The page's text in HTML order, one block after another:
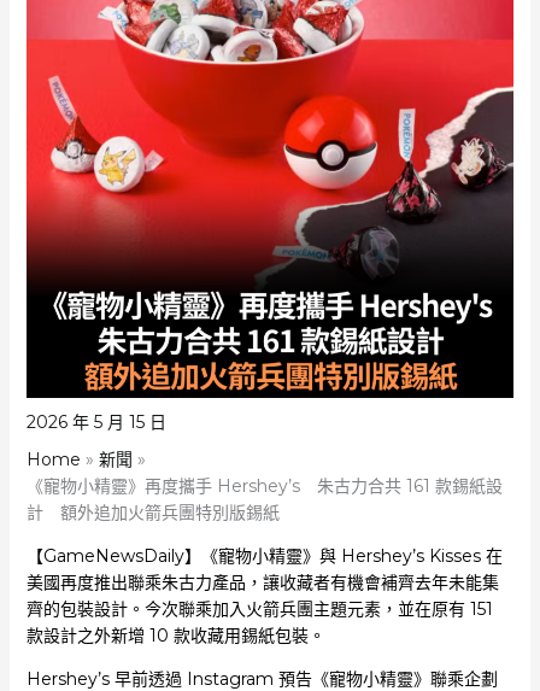
2026 年 5 月 15 日
Home
新聞
《寵物小精靈》再度攜手 Hershey’s 朱古力合共 161 款錫紙設
計 額外追加火箭兵團特別版錫紙
【GameNewsDaily】《寵物小精靈》與 Hershey’s Kisses 在
美國再度推出聯乘朱古力產品，讓收藏者有機會補齊去年未能集
齊的包裝設計。今次聯乘加入火箭兵團主題元素，並在原有 151
款設計之外新增 10 款收藏用錫紙包裝。
Hershey’s 早前透過 Instagram 預告《寵物小精靈》聯乘企劃